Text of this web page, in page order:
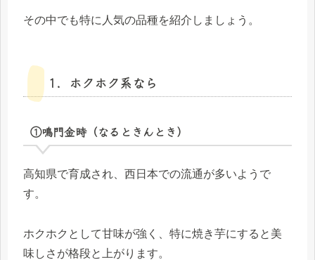
その中でも特に人気の品種を紹介しましょう。
1．ホクホク系なら
①鳴門金時（なるときんとき）
高知県で育成され、西日本での流通が多いようで
す。
ホクホクとして甘味が強く、特に焼き芋にすると美
味しさが格段と上がります。